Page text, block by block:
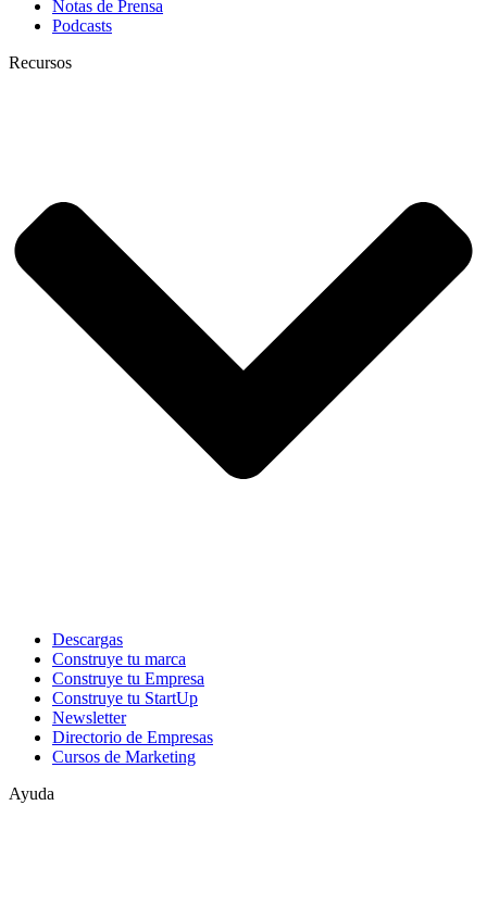
Notas de Prensa
Podcasts
Recursos
Descargas
Construye tu marca
Construye tu Empresa
Construye tu StartUp
Newsletter
Directorio de Empresas
Cursos de Marketing
Ayuda